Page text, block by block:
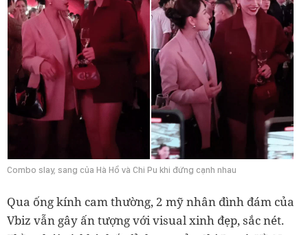
Combo slay, sang của Hà Hồ và Chi Pu khi đứng cạnh nhau
Qua ống kính cam thường, 2 mỹ nhân đình đám của
Vbiz vẫn gây ấn tượng với visual xinh đẹp, sắc nét.